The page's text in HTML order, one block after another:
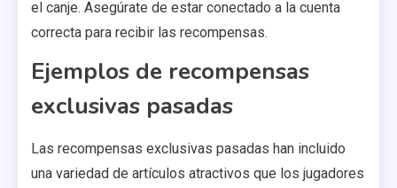
el canje. Asegúrate de estar conectado a la cuenta
correcta para recibir las recompensas.
Ejemplos de recompensas
exclusivas pasadas
Las recompensas exclusivas pasadas han incluido
una variedad de artículos atractivos que los jugadores